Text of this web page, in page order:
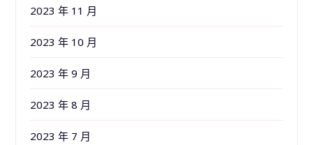
2023 年 11 月
2023 年 10 月
2023 年 9 月
2023 年 8 月
2023 年 7 月